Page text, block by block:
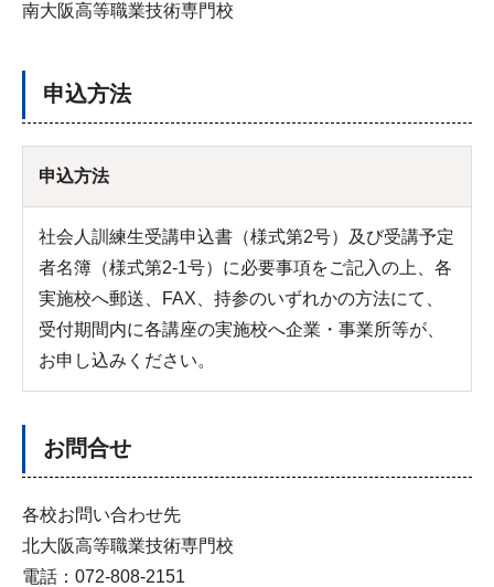
南大阪高等職業技術専門校
申込方法
申込方法
社会人訓練生受講申込書（様式第2号）及び受講予定
者名簿（様式第2-1号）に必要事項をご記入の上、各
実施校へ郵送、FAX、持参のいずれかの方法にて、
受付期間内に各講座の実施校へ企業・事業所等が、
お申し込みください。
お問合せ
各校お問い合わせ先
北大阪高等職業技術専門校
電話：072-808-2151